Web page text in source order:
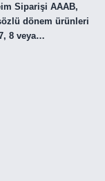
Siparişi AAAB,
dönem ürünleri
8 veya…